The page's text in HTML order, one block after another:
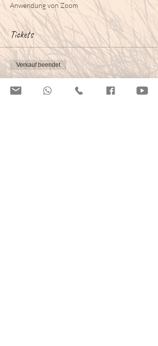
Anwendung von Zoom
Tickets
Verkauf beendet
Tickettyp
Einzelstunde Online Singen